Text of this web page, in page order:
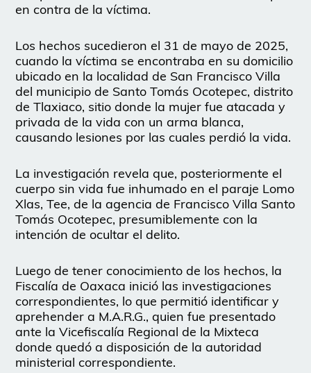
en contra de la víctima.
Los hechos sucedieron el 31 de mayo de 2025,
cuando la víctima se encontraba en su domicilio
ubicado en la localidad de San Francisco Villa
del municipio de Santo Tomás Ocotepec, distrito
de Tlaxiaco, sitio donde la mujer fue atacada y
privada de la vida con un arma blanca,
causando lesiones por las cuales perdió la vida.
La investigación revela que, posteriormente el
cuerpo sin vida fue inhumado en el paraje Lomo
Xlas, Tee, de la agencia de Francisco Villa Santo
Tomás Ocotepec, presumiblemente con la
intención de ocultar el delito.
Luego de tener conocimiento de los hechos, la
Fiscalía de Oaxaca inició las investigaciones
correspondientes, lo que permitió identificar y
aprehender a M.A.R.G., quien fue presentado
ante la Vicefiscalía Regional de la Mixteca
donde quedó a disposición de la autoridad
ministerial correspondiente.